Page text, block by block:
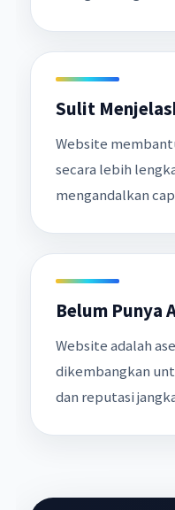
Sulit
Website
secara lebih
mengandalkan
Belum Punya
Website adalah
dikembangkan
dan reputasi